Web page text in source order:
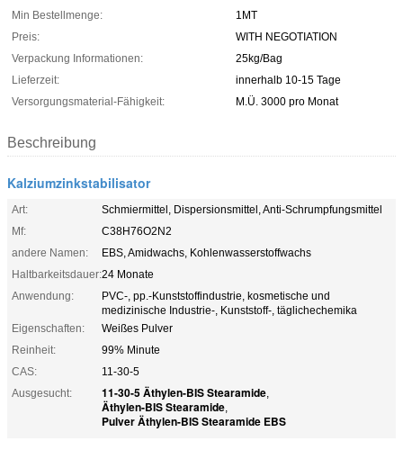
Min Bestellmenge:
1MT
Preis:
WITH NEGOTIATION
Verpackung Informationen:
25kg/Bag
Lieferzeit:
innerhalb 10-15 Tage
Versorgungsmaterial-Fähigkeit:
M.Ü. 3000 pro Monat
Beschreibung
Kalziumzinkstabilisator
Art:
Schmiermittel, Dispersionsmittel, Anti-Schrumpfungsmittel
Mf:
C38H76O2N2
andere Namen:
EBS, Amidwachs, Kohlenwasserstoffwachs
Haltbarkeitsdauer:24 Monate
Anwendung:
PVC-, pp.-Kunststoffindustrie, kosmetische und
medizinische Industrie-, Kunststoff-, täglichechemika
Eigenschaften:
Weißes Pulver
Reinheit:
99% Minute
CAS:
11-30-5
Ausgesucht:
11-30-5 Äthylen-BIS Stearamide,
Äthylen-BIS Stearamide,
Pulver Äthylen-BIS Stearamide EBS